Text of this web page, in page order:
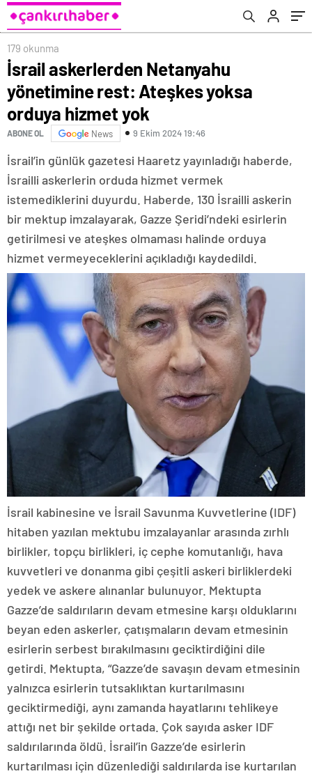
179 okunma
İsrail askerlerden Netanyahu
yönetimine rest: Ateşkes yoksa
orduya hizmet yok
ABONE OL News 9 Ekim 2024 19:46
İsrail’in günlük gazetesi Haaretz yayınladığı haberde,
İsrailli askerlerin orduda hizmet vermek
istemediklerini duyurdu. Haberde, 130 İsrailli askerin
bir mektup imzalayarak, Gazze Şeridi’ndeki esirlerin
getirilmesi ve ateşkes olmaması halinde orduya
hizmet vermeyeceklerini açıkladığı kaydedildi.
İsrail kabinesine ve İsrail Savunma Kuvvetlerine (IDF)
hitaben yazılan mektubu imzalayanlar arasında zırhlı
birlikler, topçu birlikleri, iç cephe komutanlığı, hava
kuvvetleri ve donanma gibi çeşitli askeri birliklerdeki
yedek ve askere alınanlar bulunuyor. Mektupta
Gazze’de saldırıların devam etmesine karşı olduklarını
beyan eden askerler, çatışmaların devam etmesinin
esirlerin serbest bırakılmasını geciktirdiğini dile
getirdi. Mektupta, “Gazze’de savaşın devam etmesinin
yalnızca esirlerin tutsaklıktan kurtarılmasını
geciktirmediği, aynı zamanda hayatlarını tehlikeye
attığı net bir şekilde ortada. Çok sayıda asker IDF
saldırılarında öldü. İsrail’in Gazze’de esirlerin
kurtarılması için düzenlediği saldırılarda ise kurtarılan